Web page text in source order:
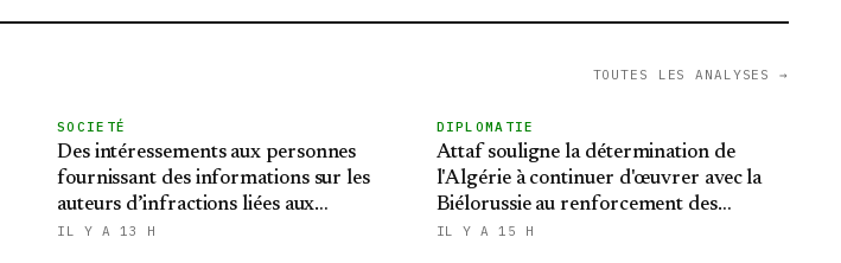
TOUTES LES ANALYSES →
SOCIETÉ
Des intéressements aux personnes
fournissant des informations sur les
auteurs d’infractions liées aux
stupéfiants
IL Y A 13 H
DIPLOMATIE
Attaf souligne la détermination de
l'Algérie à continuer d'œuvrer avec la
Biélorussie au renforcement des
relations bilatérales
IL Y A 15 H